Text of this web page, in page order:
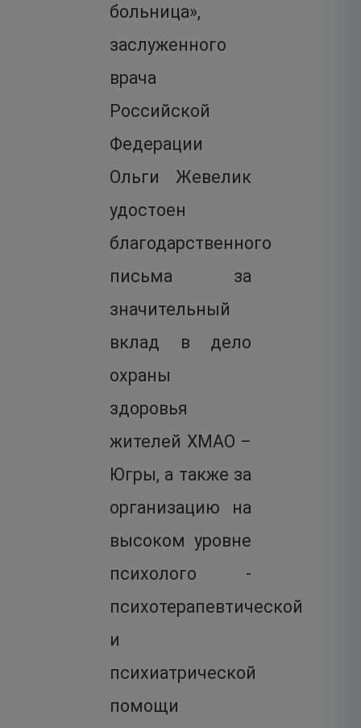
больница»,
заслуженного
врача
Российской
Федерации
Ольги Жевелик
удостоен
благодарственного
письма за
значительный
вклад в дело
охраны
здоровья
жителей ХМАО –
Югры, а также за
организацию на
высоком уровне
психолого -
психотерапевтической
и
психиатрической
помощи